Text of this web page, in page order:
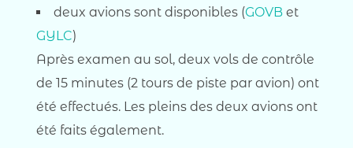
deux avions sont disponibles (GOVB et
GYLC)
Après examen au sol, deux vols de contrôle
de 15 minutes (2 tours de piste par avion) ont
été effectués. Les pleins des deux avions ont
été faits également.